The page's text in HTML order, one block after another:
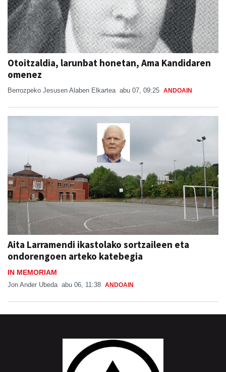
Otoitzaldia, larunbat honetan, Ama Kandidaren
omenez
Berrozpeko Jesusen Alaben Elkartea abu 07, 09:25 ANDOAIN
Aita Larramendi ikastolako sortzaileen eta
ondorengoen arteko katebegia
IN MEMORIAM
Jon Ander Ubeda abu 06, 11:38 ANDOAIN